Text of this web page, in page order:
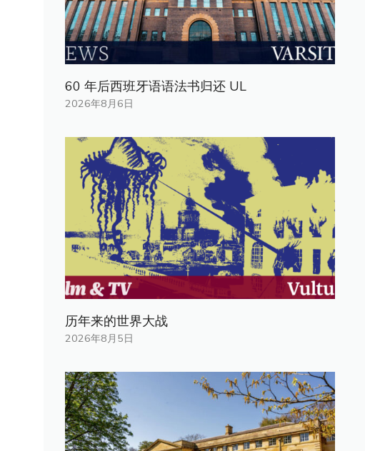
60 年后西班牙语语法书归还 UL
2026年8月6日
历年来的世界大战
2026年8月5日